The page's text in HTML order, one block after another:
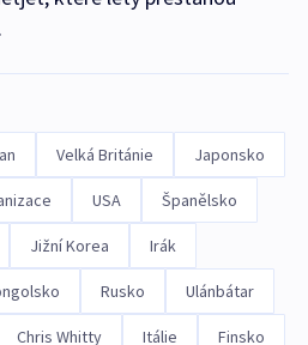
Velká Británie Japonsko
USA Španělsko
Jižní Korea Irák
Rusko Ulánbátar
Chris Whitty Itálie Finsko